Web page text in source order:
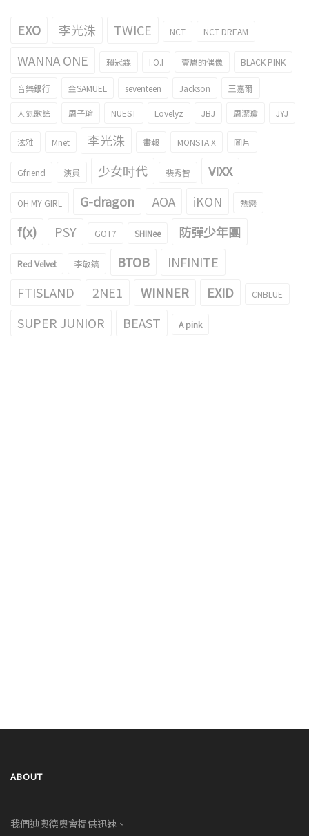
EXO 李光洙 TWICE NCT NCT DREAM
WANNA ONE 賴冠霖 I.O.I 壹周的偶像 BLACK PINK
音樂銀行 金SAMUEL seventeen Jackson 王嘉爾
人氣歌謠 周子瑜 NUEST Lovelyz JBJ 周潔瓊 JYJ
泫雅 Mnet 李光洙 畫報 MONSTA X 圖片
Gfriend 演員 少女时代 裴秀智 VIXX
OH MY GIRL G-dragon AOA iKON 熱戀
f(x) PSY GOT7 SHINee 防彈少年團
Red Velvet 李敏鎬 BTOB
INFINITE
FTISLAND
2NE1 WINNER EXID CNBLUE
SUPER JUNIOR BEAST A pink
ABOUT
我們迪奧德奧會提供迅速、